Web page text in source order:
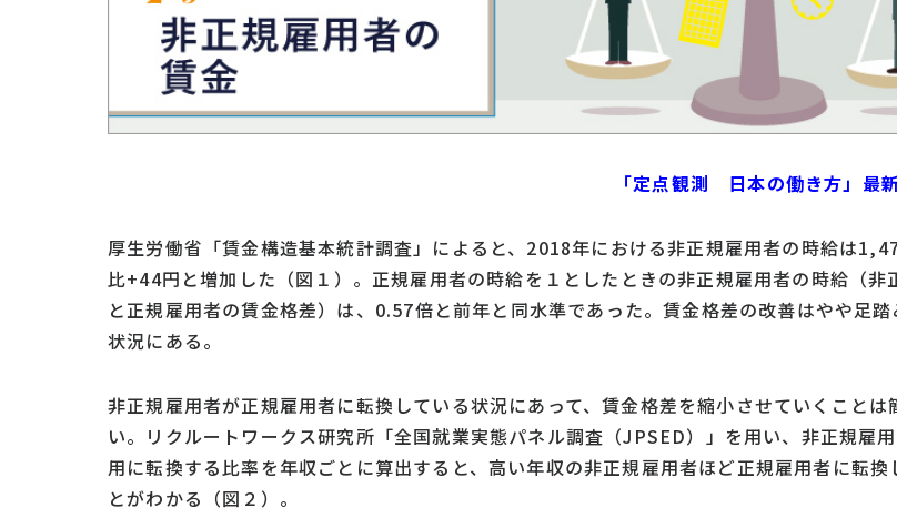
「定点観測 日本の働き方」最
厚生労働省「賃金構造基本統計調査」によると、2018年における非正規雇用者の時給は
比+44円と増加した（図１）。正規雇用者の時給を１としたときの非正規雇用者の時給（非
と正規雇用者の賃金格差）は、0.57倍と前年と同水準であった。賃金格差の改善はやや足踏
状況にある。
非正規雇用者が正規雇用者に転換している状況にあって、賃金格差を縮小させていくことは
い。リクルートワークス研究所「全国就業実態パネル調査（JPSED）」を用い、非正規雇
用に転換する比率を年収ごとに算出すると、高い年収の非正規雇用者ほど正規雇用者に転換
とがわかる（図２）。